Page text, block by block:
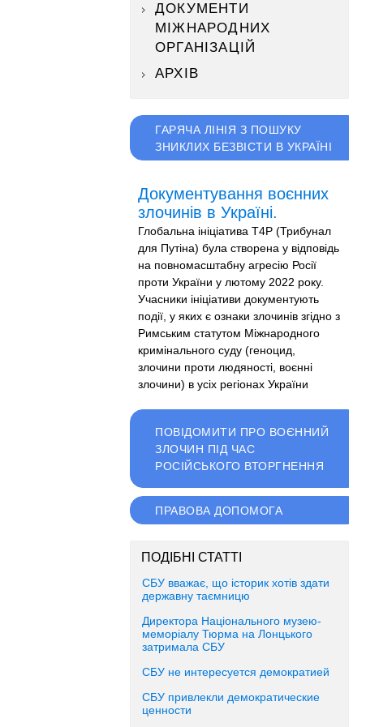
ДОКУМЕНТИ
МІЖНАРОДНИХ
ОРГАНІЗАЦІЙ
АРХІВ
ГАРЯЧА ЛІНІЯ З ПОШУКУ
ЗНИКЛИХ БЕЗВІСТИ В УКРАЇНІ
Документування воєнних
злочинів в Україні.
Глобальна ініціатива T4P (Трибунал
для Путіна) була створена у відповідь
на повномасштабну агресію Росії
проти України у лютому 2022 року.
Учасники ініціативи документують
події, у яких є ознаки злочинів згідно з
Римським статутом Міжнародного
кримінального суду (геноцид,
злочини проти людяності, воєнні
злочини) в усіх регіонах України
ПОВІДОМИТИ ПРО ВОЄННИЙ
ЗЛОЧИН ПІД ЧАС
РОСІЙСЬКОГО ВТОРГНЕННЯ
ПРАВОВА ДОПОМОГА
ПОДІБНІ СТАТТІ
СБУ вважає, що історик хотів здати
державну таємницю
Директора Національного музею-
меморіалу Тюрма на Лонцького
затримала СБУ
СБУ не интересуется демократией
СБУ привлекли демократические
ценности